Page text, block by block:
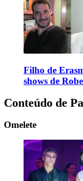
Filho de
shows de
Conteúdo de
Omelete